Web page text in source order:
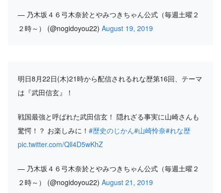
— 乃木坂４６弓木奈於とやみつきちゃん公式（毎週土曜２
２時～） (@nogidoyou22) August 19, 2019
明日8月22日(木)21時から配信されるれな歴第16回、テーマ
は『武田信玄』！
戦国最強と呼ばれた武田信玄！ 隠れざる事実に山崎さんも
驚愕！？ お楽しみに！ #歴史のじかん#山崎怜奈#れな歴
pic.twitter.com/Qll4D5wKhZ
— 乃木坂４６弓木奈於とやみつきちゃん公式（毎週土曜２
２時～） (@nogidoyou22) August 21, 2019